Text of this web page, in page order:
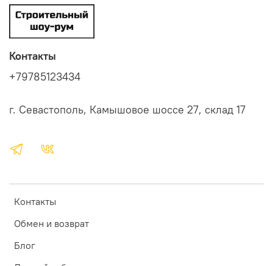
Контакты
Обмен и возврат
Блог
Контакты
+79785123434
г. Севастополь, Камышовое шоссе 27, склад 17